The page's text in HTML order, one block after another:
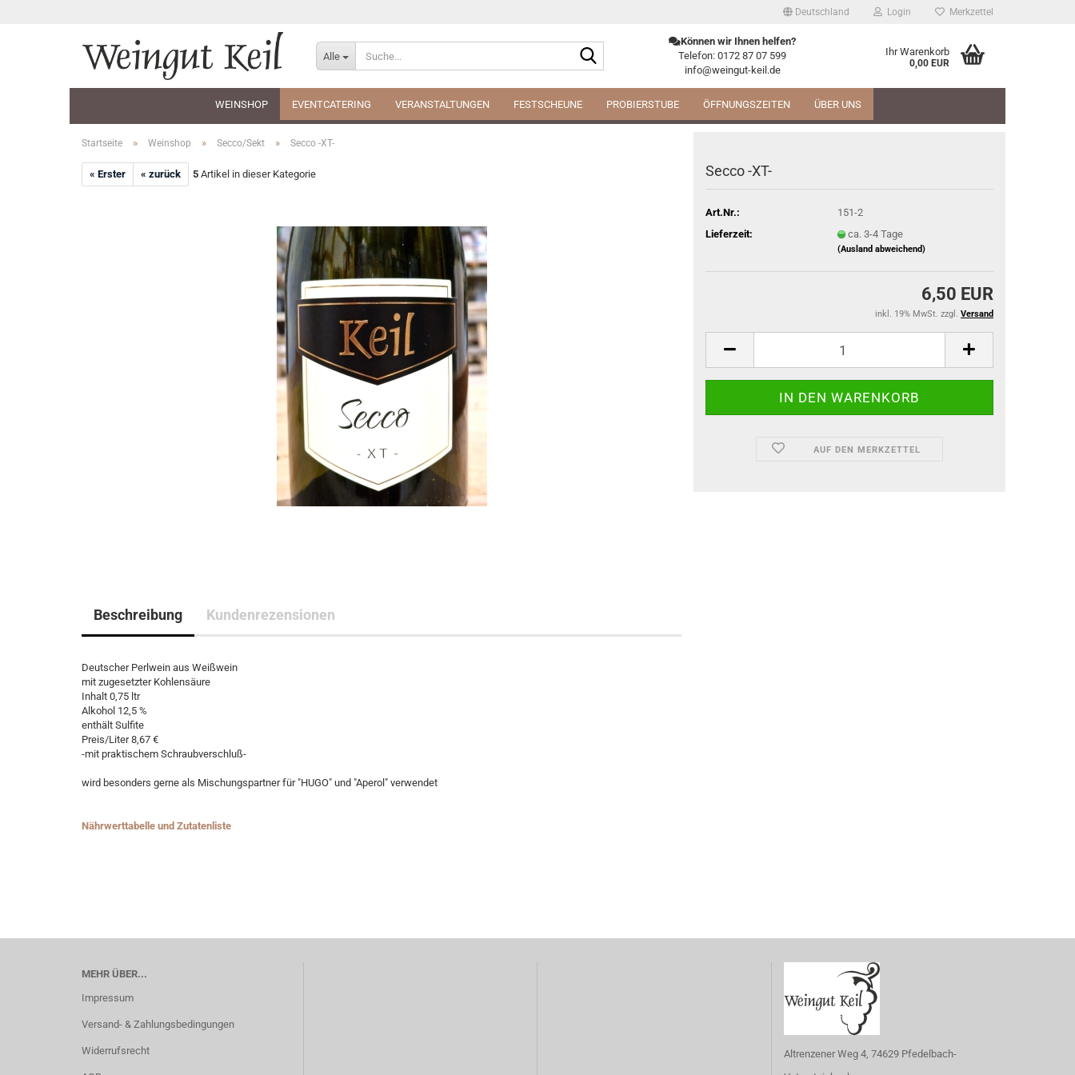
Deutschland Login Merkzettel
Alle
Können wir Ihnen helfen?
Telefon: 0172 87 07 599
info@weingut-keil.de
Ihr Warenkorb
0,00 EUR
WEINSHOP EVENTCATERING VERANSTALTUNGEN FESTSCHEUNE PROBIERSTUBE ÖFFNUNGSZEITEN ÜBER UNS
Startseite » Weinshop » Secco/Sekt » Secco -XT-
« Erster « zurück 5 Artikel in dieser Kategorie Secco -XT-
Art.Nr.:
151-2
Lieferzeit:
ca. 3-4 Tage
(Ausland abweichend)
6,50 EUR
inkl. 19% MwSt. zzgl. Versand
AUF DEN MERKZETTEL
Beschreibung Kundenrezensionen
Deutscher Perlwein aus Weißwein
mit zugesetzter Kohlensäure
Inhalt 0,75 ltr
Alkohol 12,5 %
enthält Sulfite
Preis/Liter 8,67 €
-mit praktischem Schraubverschluß-
wird besonders gerne als Mischungspartner für "HUGO" und "Aperol" verwendet
Nährwerttabelle und Zutatenliste
MEHR ÜBER...
Impressum
Versand- & Zahlungsbedingungen
Widerrufsrecht
Altrenzener Weg 4, 74629 Pfedelbach-